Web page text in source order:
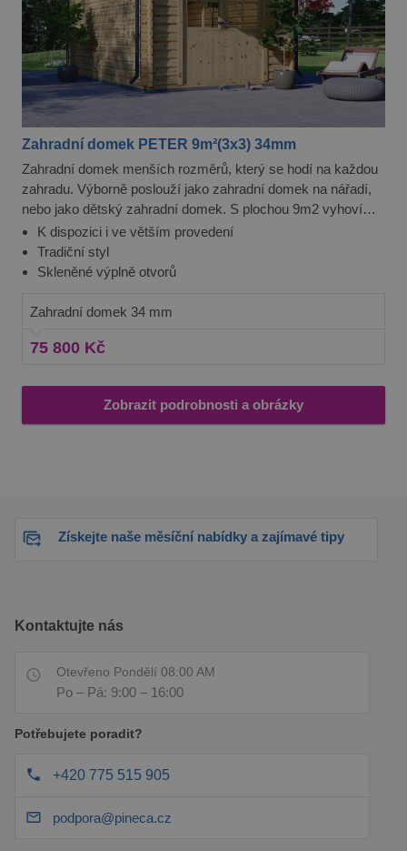
Zahradní domek PETER 9m²(3x3) 34mm
Zahradní domek menších rozměrů, který se hodí na každou
zahradu. Výborně poslouží jako zahradní domek na nářadí,
nebo jako dětský zahradní domek. S plochou 9m2 vyhoví
Peter perfektně vašim potřebám.
K dispozici i ve větším provedení
Tradiční styl
Skleněné výplně otvorů
Zahradní domek 34 mm
75 800 Kč
Zobrazit podrobnosti a obrázky
Získejte naše měsíční nabídky a zajímavé tipy
Kontaktujte nás
Otevřeno Pondělí 08:00 AM
Po – Pá: 9:00 – 16:00
Potřebujete poradit?
+420 775 515 905
podpora@pineca.cz